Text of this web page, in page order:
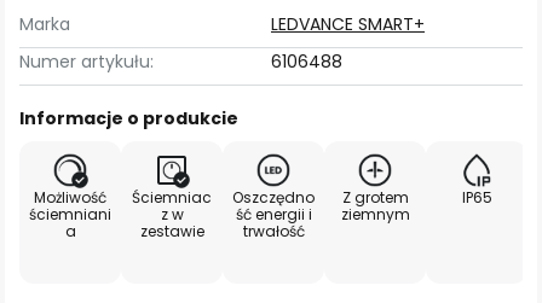
Marka
LEDVANCE SMART+
Numer artykułu:
6106488
Informacje o produkcie
Możliwość
ściemniani
a
Ściemniac
z w
zestawie
Oszczędno
ść energii i
trwałość
Z grotem
ziemnym
IP65